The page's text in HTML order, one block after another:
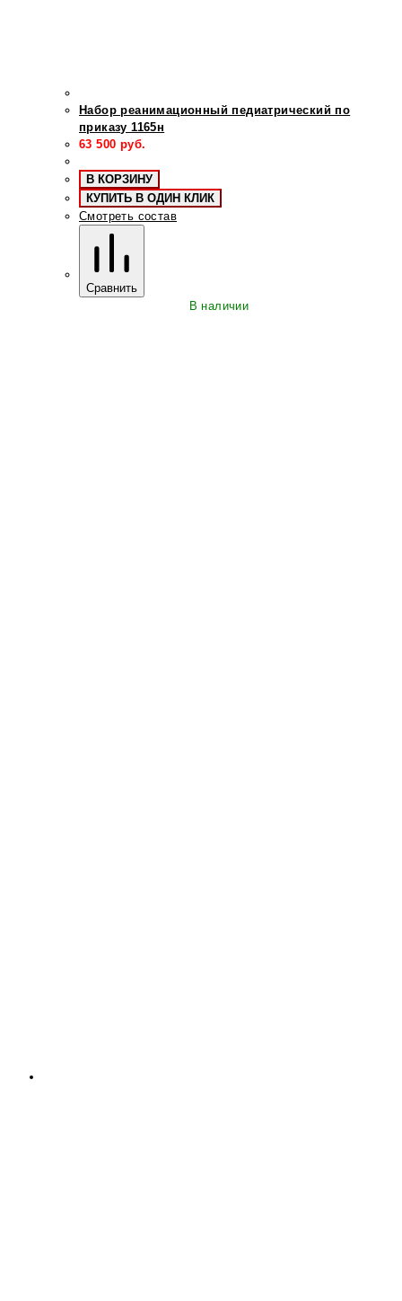
Набор реанимационный педиатрический по
приказу 1165н
63 500 руб.
В КОРЗИНУ
КУПИТЬ В ОДИН КЛИК
Смотреть состав
Сравнить
В наличии